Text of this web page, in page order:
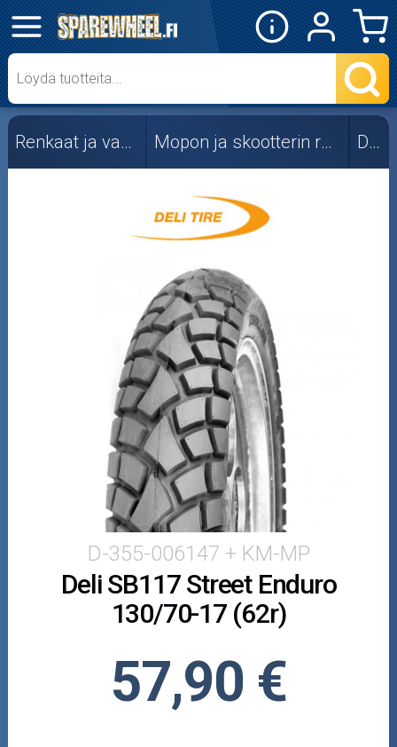
✕
Mopon osat
Skootterin osat
Crossipyörän osat
Moottoripyörän osat
Mopoauton osat
Mönkijän osat
Puutarha ja metsä
Ajovarusteet
Nastarenkaat
Renkaat ja vanteet
Öljyt ja kemikaalit
Outlet-tuotteet
Renkaat ja vanteet Mopon ja skootterin renkaat Deli
D-355-006147 + KM-MP
Deli SB117 Street Enduro
130/70-17 (62r)
57,90 €